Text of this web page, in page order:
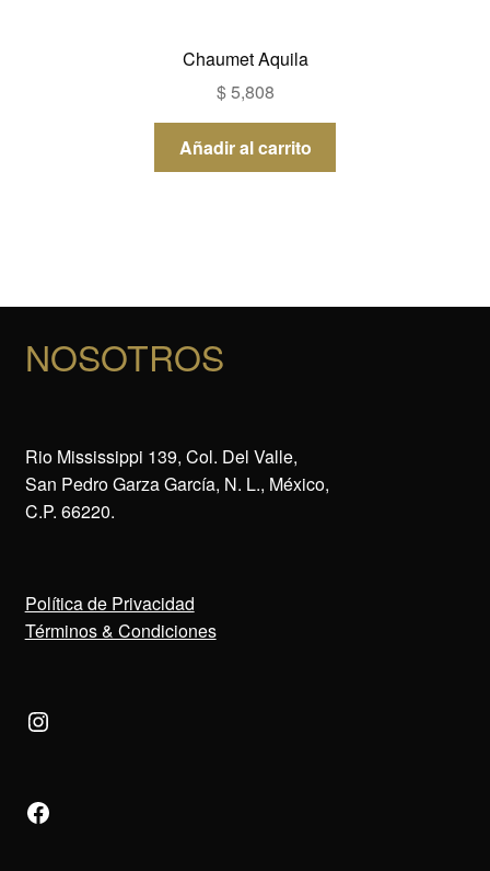
Chaumet Aquila
$5,808
Añadir al carrito
NOSOTROS
Rio Mississippi 139, Col. Del Valle,
San Pedro Garza García, N. L., México,
C.P. 66220.
Política de Privacidad
Términos & Condiciones
Instagram
Facebook